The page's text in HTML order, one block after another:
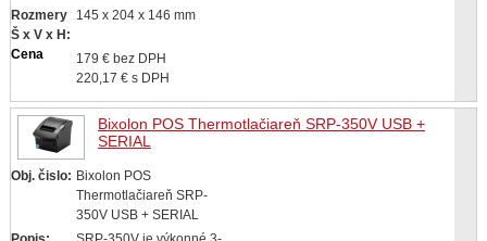
Rozmery
Š x V x H:
145 x 204 x 146 mm
Cena
179 € bez DPH
220,17 € s DPH
Bixolon POS Thermotlačiareň SRP-350V USB +
SERIAL
Obj. čislo: Bixolon POS
Thermotlačiareň SRP-
350V USB + SERIAL